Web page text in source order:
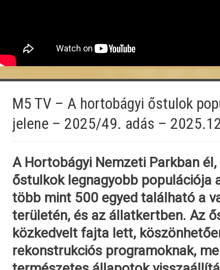
M5 TV – A hortobágyi őstulok
jelene – 2025/49. adás –
A Hortobágyi Nemzeti Parkban
őstulkok legnagyobb populációja
több mint 500 egyed található a
területén, és az állatkertben. Az
közkedvelt fajta lett,
rekonstrukciós programoknak,